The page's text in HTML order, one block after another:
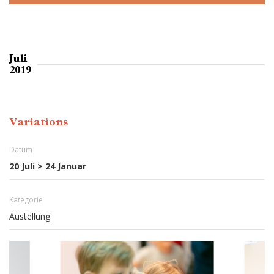
Juli
2019
Variations
Datum
20 Juli > 24 Januar
Kategorie
Austellung